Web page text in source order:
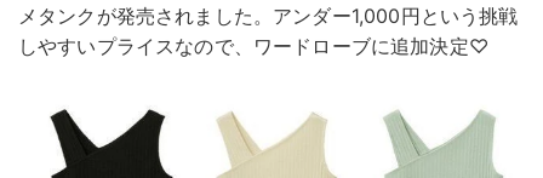
メタンクが発売されました。アンダー1,000円という挑戦
しやすいプライスなので、ワードローブに追加決定♡